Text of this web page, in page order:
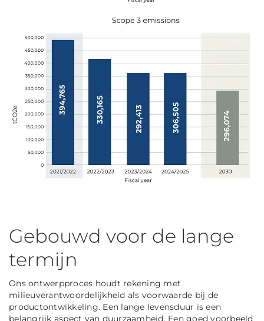
Gebouwd voor de lange
termijn
Ons ontwerpproces houdt rekening met
milieuverantwoordelijkheid als voorwaarde bij de
productontwikkeling. Een lange levensduur is een
belangrijk aspect van duurzaamheid. Een goed voorbeeld